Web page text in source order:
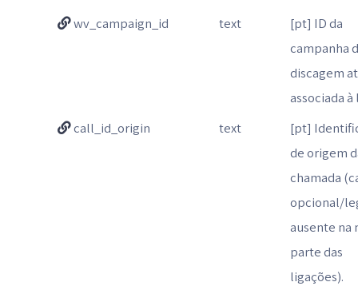
wv_campaign_id
text
[pt] ID da
campanha
discagem
associada
call_id_origin
text
[pt]
de origem
chamada
opcional/
ausente na
parte das
ligações).